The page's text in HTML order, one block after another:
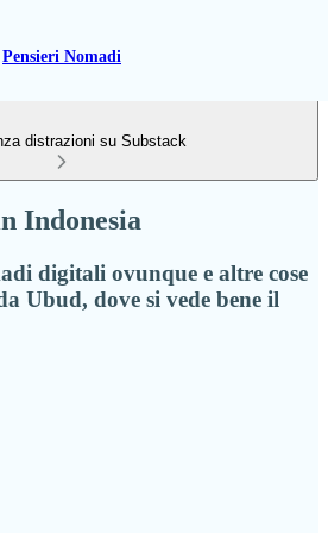
Pensieri Nomadi
distrazioni su Substack
Indonesia
digitali ovunque e altre cose
Ubud, dove si vede bene il